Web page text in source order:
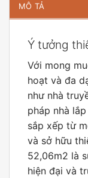
MÔ TẢ
Ý tưởng
Với mong
hoạt và đa
như nhà
pháp nhà
sắp xếp từ
và sở hữu
52,06m2 là
hiện đại và